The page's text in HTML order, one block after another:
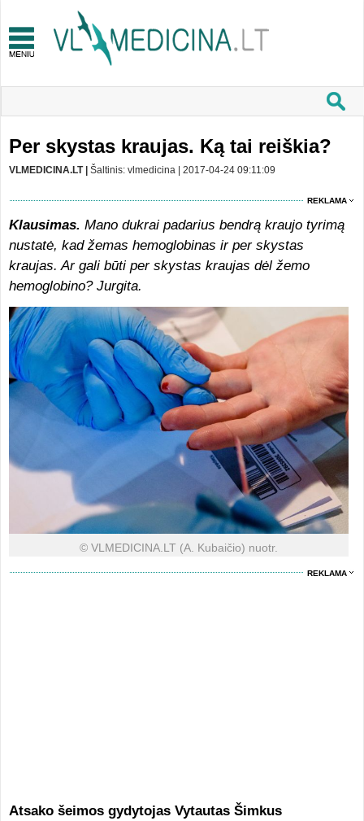
Per skystas kraujas. Ką tai reiškia?
VLMEDICINA.LT | Šaltinis: vlmedicina | 2017-04-24 09:11:09
REKLAMA
Klausimas. Mano dukrai padarius bendrą kraujo tyrimą
nustatė, kad žemas hemoglobinas ir per skystas
kraujas. Ar gali būti per skystas kraujas dėl žemo
hemoglobino? Jurgita.
© VLMEDICINA.LT (A. Kubaičio) nuotr.
REKLAMA
Atsako šeimos gydytojas Vytautas Šimkus